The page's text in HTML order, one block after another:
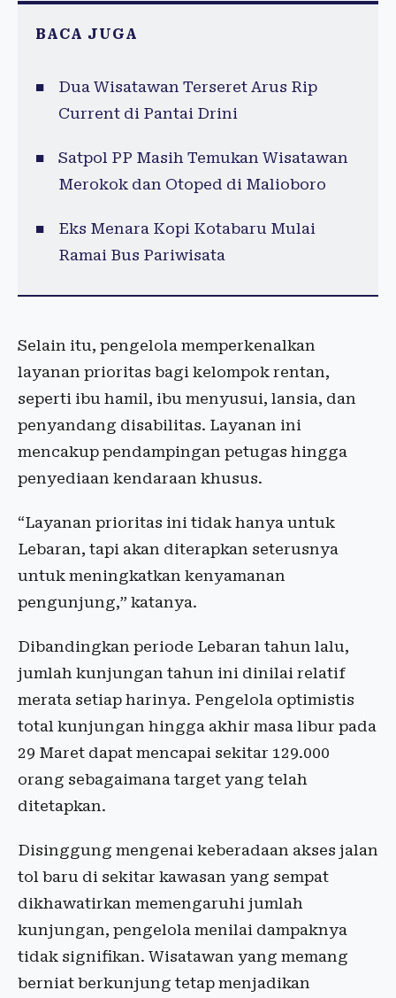
BACA JUGA
Dua Wisatawan Terseret Arus Rip
Current di Pantai Drini
Satpol PP Masih Temukan Wisatawan
Merokok dan Otoped di Malioboro
Eks Menara Kopi Kotabaru Mulai
Ramai Bus Pariwisata
Selain itu, pengelola memperkenalkan
layanan prioritas bagi kelompok rentan,
seperti ibu hamil, ibu menyusui, lansia, dan
penyandang disabilitas. Layanan ini
mencakup pendampingan petugas hingga
penyediaan kendaraan khusus.
“Layanan prioritas ini tidak hanya untuk
Lebaran, tapi akan diterapkan seterusnya
untuk meningkatkan kenyamanan
pengunjung,” katanya.
Dibandingkan periode Lebaran tahun lalu,
jumlah kunjungan tahun ini dinilai relatif
merata setiap harinya. Pengelola optimistis
total kunjungan hingga akhir masa libur pada
29 Maret dapat mencapai sekitar 129.000
orang sebagaimana target yang telah
ditetapkan.
Disinggung mengenai keberadaan akses jalan
tol baru di sekitar kawasan yang sempat
dikhawatirkan memengaruhi jumlah
kunjungan, pengelola menilai dampaknya
tidak signifikan. Wisatawan yang memang
berniat berkunjung tetap menjadikan